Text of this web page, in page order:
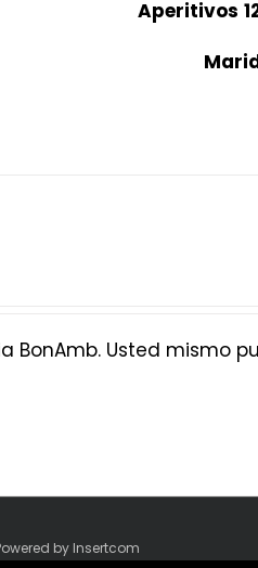
Aperitivos
BonAmb. Usted mismo
by Insertcom